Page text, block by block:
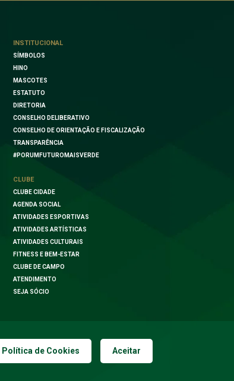
INSTITUCIONAL
SÍMBOLOS
HINO
MASCOTES
ESTATUTO
DIRETORIA
CONSELHO DELIBERATIVO
CONSELHO DE ORIENTAÇÃO E FISCALIZAÇÃO
TRANSPARÊNCIA
#PORUMFUTUROMAISVERDE
CLUBE
CLUBE CIDADE
AGENDA SOCIAL
ATIVIDADES ESPORTIVAS
ATIVIDADES ARTÍSTICAS
ATIVIDADES CULTURAIS
FITNESS E BEM-ESTAR
CLUBE DE CAMPO
ATENDIMENTO
SEJA SÓCIO
Política de Cookies Aceitar